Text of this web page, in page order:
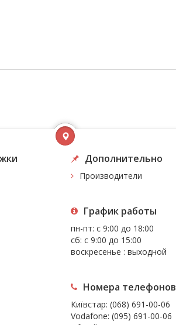
Дополнительно
Производители
График работы
пн-пт: с 9:00 до 18:00
сб: с 9:00 до 15:00
воскресенье : выходной
Номера телефонов
Київстар: (068) 691-00-06
Vodafone: (095) 691-00-06